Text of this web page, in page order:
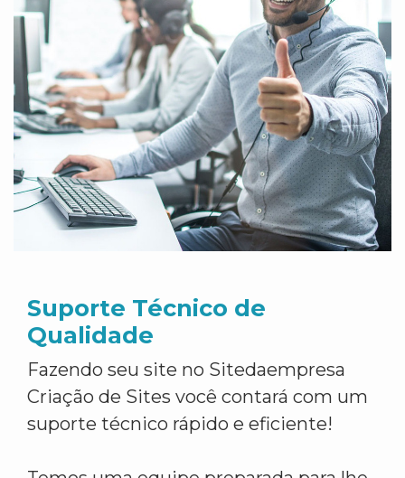
Suporte Técnico de
Qualidade
Fazendo seu site no Sitedaempresa
Criação de Sites você contará com um
suporte técnico rápido e eficiente!